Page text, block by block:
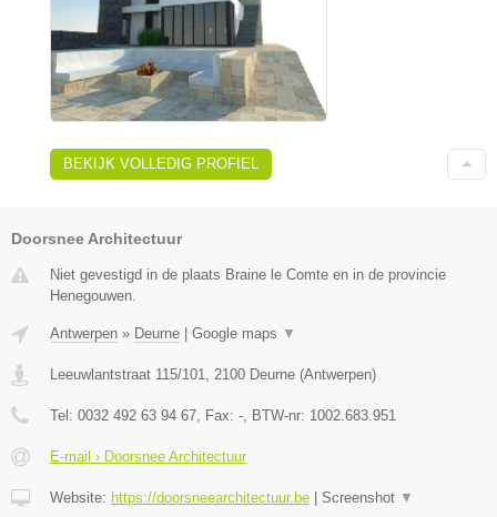
BEKIJK VOLLEDIG PROFIEL
Doorsnee Architectuur
Niet gevestigd in de plaats Braine le Comte en in de provincie
Henegouwen.
Antwerpen » Deurne Google maps ▼
Leeuwlantstraat 115/101 2100 Deurne (Antwerpen)
Tel: 0032 492 63 94 67 , Fax: - , BTW-nr: 1002.683.951
E-mail › Doorsnee Architectuur
Website: https://doorsneearchitectuur.be Screenshot ▼